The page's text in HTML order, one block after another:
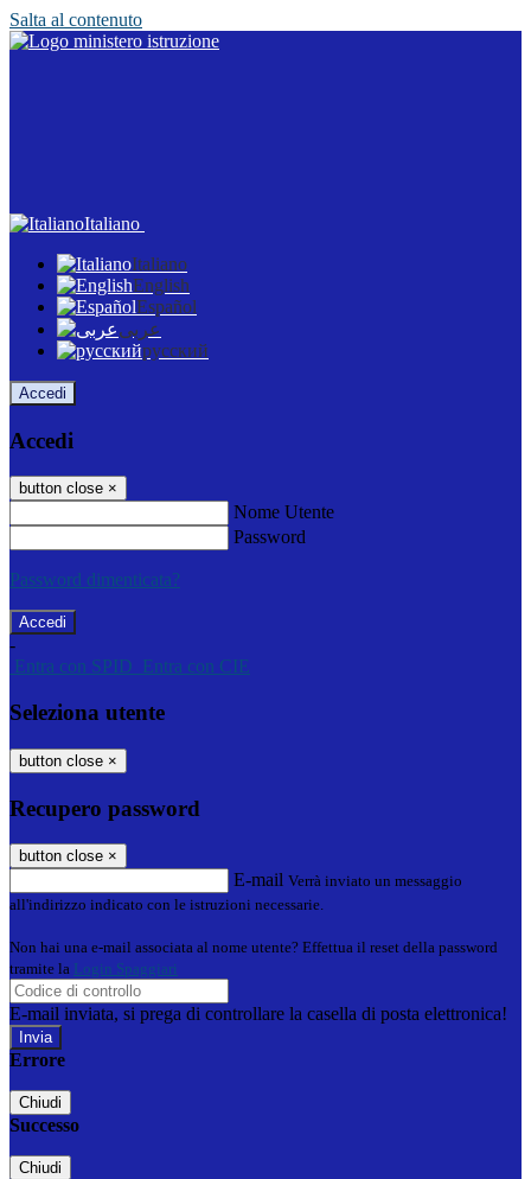
Salta al contenuto
Italiano
Italiano
English
Español
عربى
русский
Accedi
Accedi
button close ×
Nome Utente
Password
Password dimenticata?
-
Entra con SPID Entra con CIE
Seleziona utente
button close ×
Recupero password
button close ×
E-mail Verrà inviato un messaggio
all'indirizzo indicato con le istruzioni necessarie.
Non hai una e-mail associata al nome utente? Effettua il reset della password
tramite la Login Spaggiari
E-mail inviata, si prega di controllare la casella di posta elettronica!
Errore
Chiudi
Successo
Chiudi